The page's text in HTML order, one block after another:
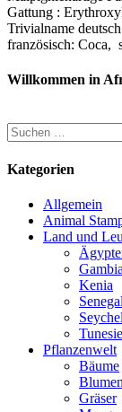
Gattung :
Trivialname
französisch: Coca,
Willkommen in
Suchen
nach:
Kategorien
Allgemein
Animal
Land und
Gambia
Kenia
Senegal
Pflanzenwelt
Bäume
Blumen
Gräser